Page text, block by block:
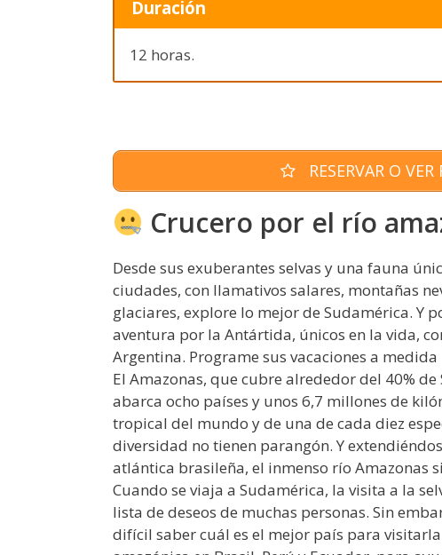
Duración
12 horas.
RESERVAR O
Crucero por el río
Desde sus exuberantes selvas y una fauna
ciudades, con llamativos salares, montañas
glaciares, explore lo mejor de Sudamérica. Y
aventura por la Antártida, únicos en la vida,
Argentina. Programe sus vacaciones a medida
El Amazonas, que cubre alrededor del 40%
abarca ocho países y unos 6,7 millones de
tropical del mundo y de una de cada diez
diversidad no tienen parangón. Y
atlántica brasileña, el inmenso río Amazonas
Cuando se viaja a Sudamérica, la visita a la
lista de deseos de muchas personas. Sin
difícil saber cuál es el mejor país para